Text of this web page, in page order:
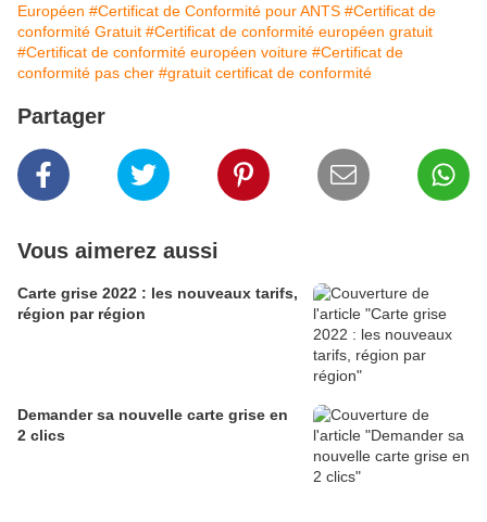
Européen #Certificat de Conformité pour ANTS #Certificat de
conformité Gratuit #Certificat de conformité européen gratuit
#Certificat de conformité européen voiture #Certificat de
conformité pas cher #gratuit certificat de conformité
Partager
Vous aimerez aussi
Carte grise 2022 : les nouveaux tarifs,
région par région
Demander sa nouvelle carte grise en
2 clics